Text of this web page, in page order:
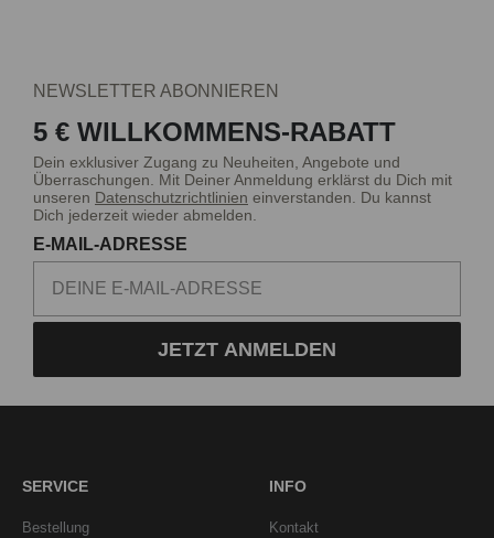
NEWSLETTER ABONNIEREN
5 € WILLKOMMENS-RABATT
Dein exklusiver Zugang zu Neuheiten, Angebote und
Überraschungen. Mit Deiner Anmeldung erklärst du Dich mit
unseren Datenschutzrichtlinien einverstanden. Du kannst
Dich jederzeit wieder abmelden.
E-MAIL-ADRESSE
JETZT ANMELDEN
SERVICE
Bestellung
INFO
Kontakt